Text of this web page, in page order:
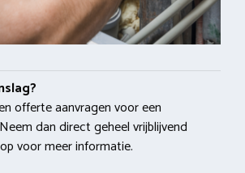
offerte aanvragen voor een
dan direct geheel vrijblijvend
voor meer informatie.